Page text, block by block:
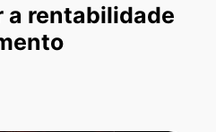
a rentabilidade